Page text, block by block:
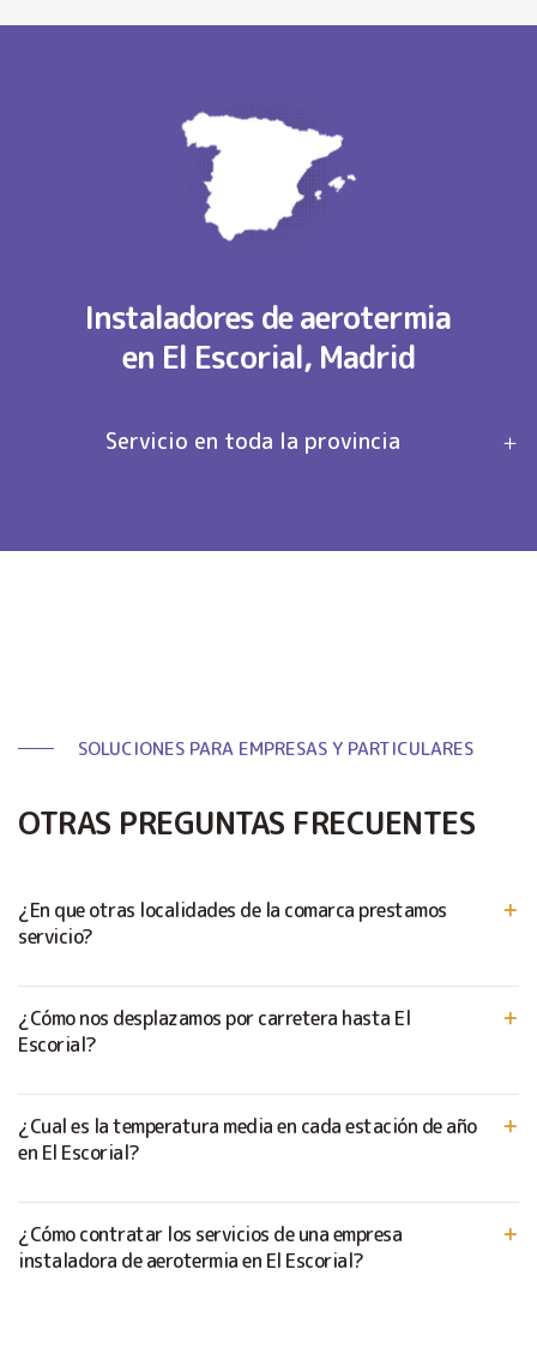
Instaladores de aerotermia
en El Escorial, Madrid
Servicio en toda la provincia
SOLUCIONES PARA EMPRESAS Y PARTICULARES
OTRAS PREGUNTAS FRECUENTES
¿En que otras localidades de la comarca prestamos
servicio?
¿Cómo nos desplazamos por carretera hasta El
Escorial?
¿Cual es la temperatura media en cada estación de año
en El Escorial?
¿Cómo contratar los servicios de una empresa
instaladora de aerotermia en El Escorial?